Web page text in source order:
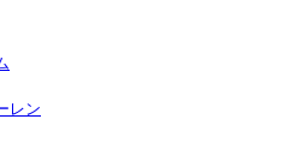
レン